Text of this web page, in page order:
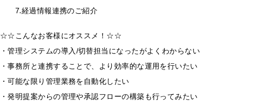
7.経過情報連携のご紹介
☆☆こんなお客様にオススメ！☆☆
・管理システムの導入 /切替担当になったがよくわからない
・事務所と連携することで、より効率的な運用を行いたい
・可能な限り管理業務を自動化したい
・発明提案からの管理や承認フローの構築も行ってみたい